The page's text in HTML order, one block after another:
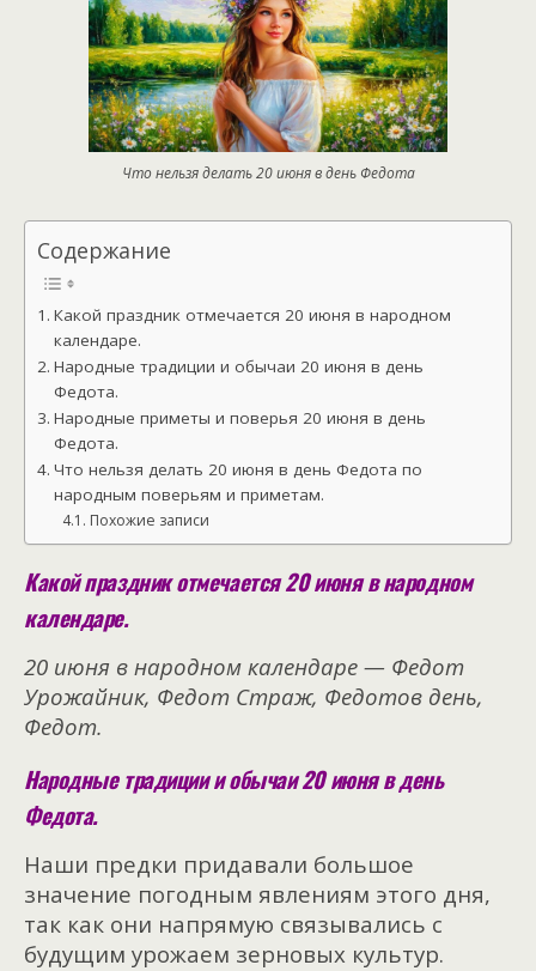
Что нельзя делать 20 июня в день Федота
Содержание
Какой праздник отмечается 20 июня в народном
календаре.
Народные традиции и обычаи 20 июня в день
Федота.
Народные приметы и поверья 20 июня в день
Федота.
Что нельзя делать 20 июня в день Федота по
народным поверьям и приметам.
Похожие записи
Какой праздник отмечается 20 июня в народном
календаре.
20 июня в народном календаре — Федот
Урожайник, Федот Страж, Федотов день,
Федот.
Народные традиции и обычаи 20 июня в день
Федота.
Наши предки придавали большое
значение погодным явлениям этого дня,
так как они напрямую связывались с
будущим урожаем зерновых культур.